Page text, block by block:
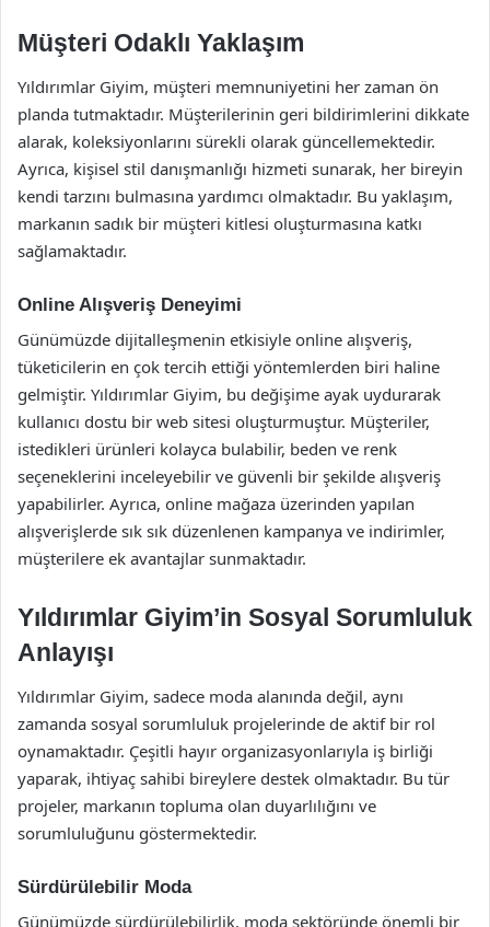
Müşteri Odaklı Yaklaşım
Yıldırımlar Giyim, müşteri memnuniyetini her zaman ön
planda tutmaktadır. Müşterilerinin geri bildirimlerini dikkate
alarak, koleksiyonlarını sürekli olarak güncellemektedir.
Ayrıca, kişisel stil danışmanlığı hizmeti sunarak, her bireyin
kendi tarzını bulmasına yardımcı olmaktadır. Bu yaklaşım,
markanın sadık bir müşteri kitlesi oluşturmasına katkı
sağlamaktadır.
Online Alışveriş Deneyimi
Günümüzde dijitalleşmenin etkisiyle online alışveriş,
tüketicilerin en çok tercih ettiği yöntemlerden biri haline
gelmiştir. Yıldırımlar Giyim, bu değişime ayak uydurarak
kullanıcı dostu bir web sitesi oluşturmuştur. Müşteriler,
istedikleri ürünleri kolayca bulabilir, beden ve renk
seçeneklerini inceleyebilir ve güvenli bir şekilde alışveriş
yapabilirler. Ayrıca, online mağaza üzerinden yapılan
alışverişlerde sık sık düzenlenen kampanya ve indirimler,
müşterilere ek avantajlar sunmaktadır.
Yıldırımlar Giyim’in Sosyal Sorumluluk
Anlayışı
Yıldırımlar Giyim, sadece moda alanında değil, aynı
zamanda sosyal sorumluluk projelerinde de aktif bir rol
oynamaktadır. Çeşitli hayır organizasyonlarıyla iş birliği
yaparak, ihtiyaç sahibi bireylere destek olmaktadır. Bu tür
projeler, markanın topluma olan duyarlılığını ve
sorumluluğunu göstermektedir.
Sürdürülebilir Moda
Günümüzde sürdürülebilirlik, moda sektöründe önemli bir